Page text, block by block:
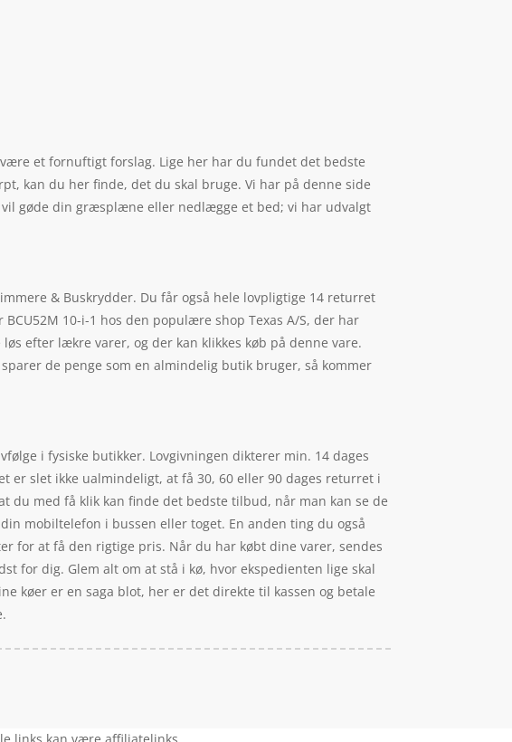
et fornuftigt forslag. Lige her har du fundet det bedste
kan du her finde, det du skal bruge. Vi har på denne side
gøde din græsplæne eller nedlægge et bed; vi har udvalgt
& Buskrydder. Du får også hele lovpligtige 14 returret
10-i-1 hos den populære shop Texas A/S, der har
efter lækre varer, og der kan klikkes køb på denne vare.
de penge som en almindelig butik bruger, så kommer
i fysiske butikker. Lovgivningen dikterer min. 14 dages
slet ikke ualmindeligt, at få 30, 60 eller 90 dages returret i
du med få klik kan finde det bedste tilbud, når man kan se de
mobiltelefon i bussen eller toget. En anden ting du også
for at få den rigtige pris. Når du har købt dine varer, sendes
for dig. Glem alt om at stå i kø, hvor ekspedienten lige skal
køer er en saga blot, her er det direkte til kassen og betale
links kan være affiliatelinks.